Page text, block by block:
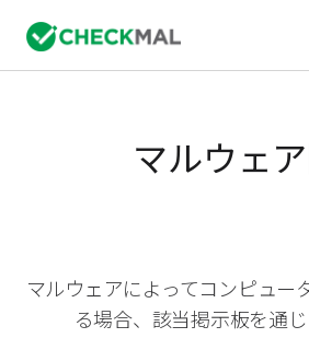
マルウェ
マルウェアによってコンピュ
る場合、該当掲示板を通